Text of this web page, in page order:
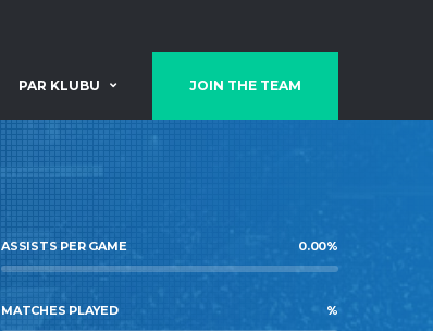
PAR KLUBU JOIN THE TEAM
ASSISTS PER GAME 0.00%
MATCHES PLAYED %